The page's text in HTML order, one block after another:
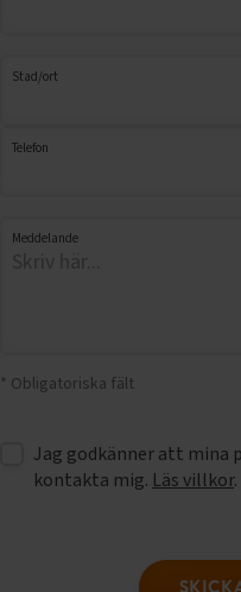
Stad/ort
Telefon
Meddelande
* Obligatoriska fält
Jag godkänner att mina
kontakta mig. Läs villkor.